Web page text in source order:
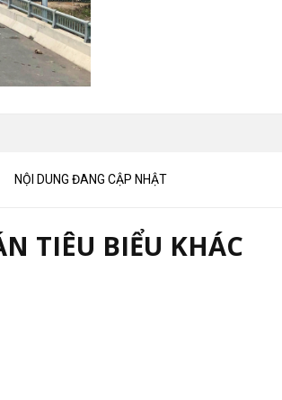
NỘI DUNG ĐANG CẬP NHẬT
TIÊU BIỂU KHÁC